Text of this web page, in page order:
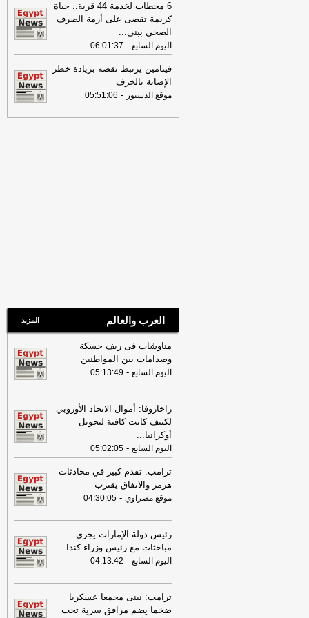
الثوري-لبنانون 24
09:31
عناوين الصحف المصرية ليوم
الأربعاء 29-07-2026
-
17:57
الصحة تطلق النسخة الرابعة من
حملة «100 يوم صحة» في جميع
المحافظاتس -
6 محطات لخدمة 44 قرية.. حياة
كريمة تقضى على أزمة الصرف
الصحي ببنى...
اليوم السابع -
06:01:37
فيتامين يرتبط نقصه بزيادة خطر
الإصابة بالخرف
موقع الدستور -
05:51:06
العرب والعالم المزيد
مناوشات فى ريف حسكة
وصدامات بين المواطنين
اليوم السابع -
05:13:49
زاخاروفا: أموال الاتحاد الأوروبي
لكييف كانت كافية لتحويل
أوكرانيا...
اليوم السابع -
05:02:05
ترامب: تقدم كبير في محادثات
هرمز والاتفاق يقترب
موقع مصراوي -
04:30:05
رئيس دولة الإمارات يجري
مباحثات مع رئيس وزراء كندا
اليوم السابع -
04:13:42
ترامب: نبنى مجمعا عسكريا
ضخما يضم مرافق سرية تحت